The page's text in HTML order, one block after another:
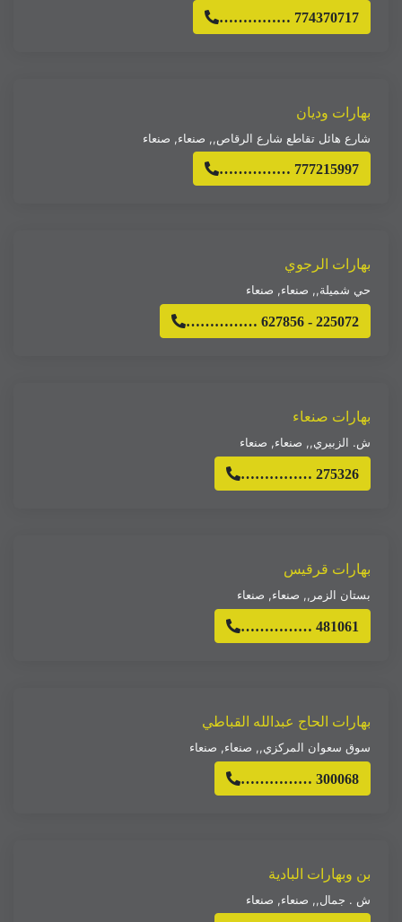
…………… 774370717
بهارات وديان
شارع هائل تقاطع شارع الرقاص,, صنعاء, صنعاء
…………… 777215997
بهارات الرجوي
حي شميلة,, صنعاء, صنعاء
…………… 627856 - 225072
بهارات صنعاء
ش. الزبيري,, صنعاء, صنعاء
…………… 275326
بهارات قرقيس
بستان الزمر,, صنعاء, صنعاء
…………… 481061
بهارات الحاج عبدالله القباطي
سوق سعوان المركزي,, صنعاء, صنعاء
…………… 300068
بن وبهارات البادية
ش . جمال,, صنعاء, صنعاء